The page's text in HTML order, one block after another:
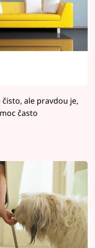
ale pravdou je,
často